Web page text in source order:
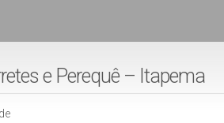
e Perequê – Itapema